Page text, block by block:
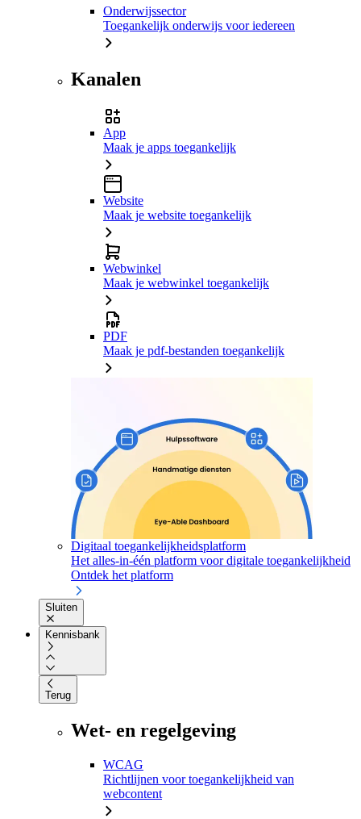
Onderwijssector
Toegankelijk onderwijs voor iedereen
Kanalen
App
Maak je apps toegankelijk
Website
Maak je website toegankelijk
Webwinkel
Maak je webwinkel toegankelijk
PDF
Maak je pdf-bestanden toegankelijk
Digitaal toegankelijkheidsplatform
Het alles-in-één platform voor digitale toegankelijkheid
Ontdek het platform
Sluiten
Kennisbank
Terug
Wet- en regelgeving
WCAG
Richtlijnen voor toegankelijkheid van
webcontent